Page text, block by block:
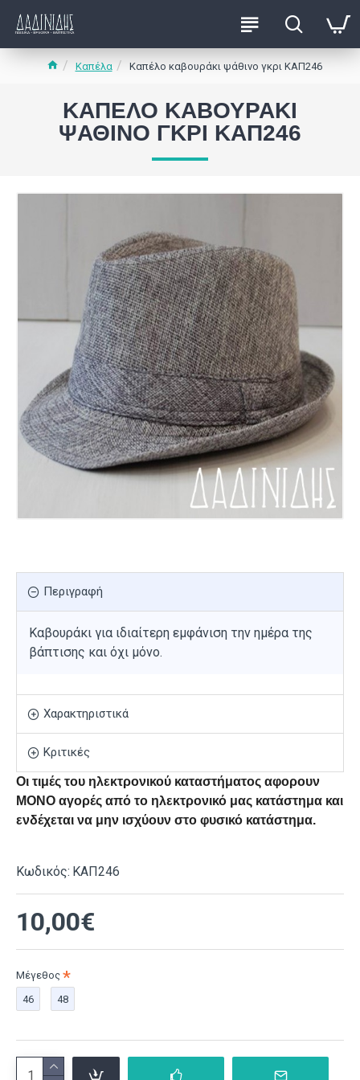
Καπέλα Καπέλο καβουράκι ψάθινο γκρι ΚΑΠ246
ΚΑΠΈΛΟ ΚΑΒΟΥΡΆΚΙ
ΨΆΘΙΝΟ ΓΚΡΙ ΚΑΠ246
Περιγραφή
Καβουράκι για ιδιαίτερη εμφάνιση την ημέρα της
βάπτισης και όχι μόνο.
Χαρακτηριστικά
Κριτικές
Οι τιμές του ηλεκτρονικού καταστήματος αφορουν
ΜΟΝΟ αγορές από το ηλεκτρονικό μας κατάστημα και
ενδέχεται να μην ισχύουν στο φυσικό κατάστημα.
Κωδικός: ΚΑΠ246
10,00€
Μέγεθος
46
48